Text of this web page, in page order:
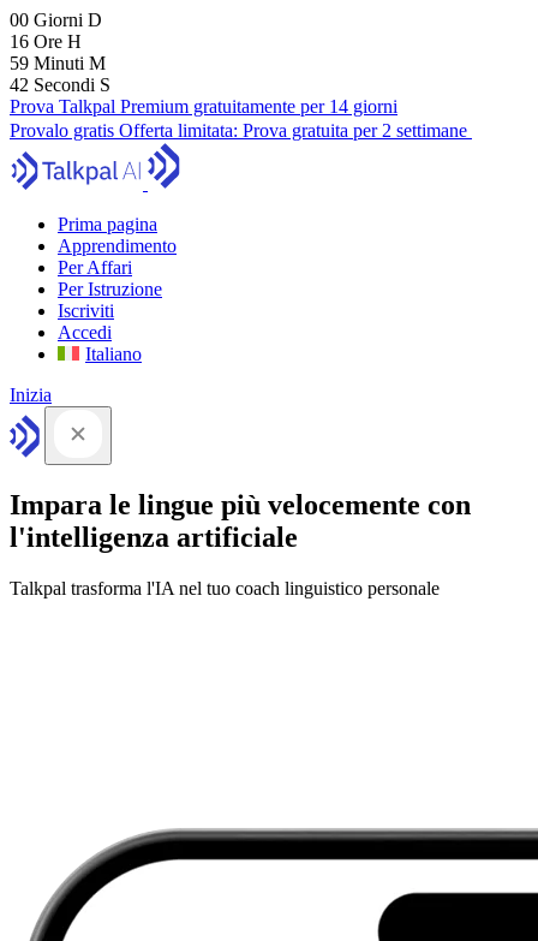
00 Giorni D
16 Ore H
59 Minuti M
42 Secondi S
Prova Talkpal Premium gratuitamente per 14 giorni
Provalo gratis Offerta limitata: Prova gratuita per 2 settimane
Prima pagina
Apprendimento
Per Affari
Per Istruzione
Iscriviti
Accedi
Italiano
Inizia
Impara le lingue più velocemente con
l'intelligenza artificiale
Talkpal trasforma l'IA nel tuo coach linguistico personale